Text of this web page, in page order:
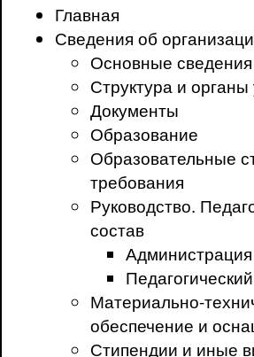
Главная
Сведения об
Основные сведения
Структура и
Документы
Образование
Образовательные
требования
Руководство.
состав
Администрация
Материально-
обеспечение и
Стипендии и иные